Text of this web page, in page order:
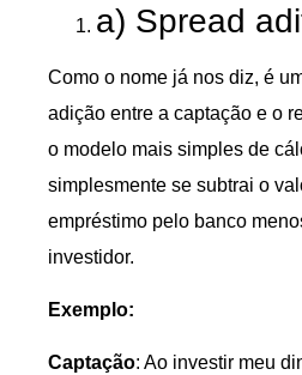
a) Spread
Como o nome já nos diz, é
adição entre a captação e o
o modelo mais simples de
simplesmente se subtrai o
empréstimo pelo banco
investidor.
Exemplo:
Captação: Ao investir meu